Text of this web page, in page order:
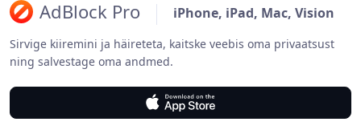
AdBlock Pro iPhone, iPad, Mac, Vision
Sirvige kiiremini ja häireteta, kaitske veebis oma privaatsust
ning salvestage oma andmed.